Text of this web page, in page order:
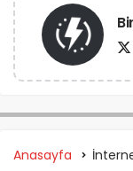
Anasayfa